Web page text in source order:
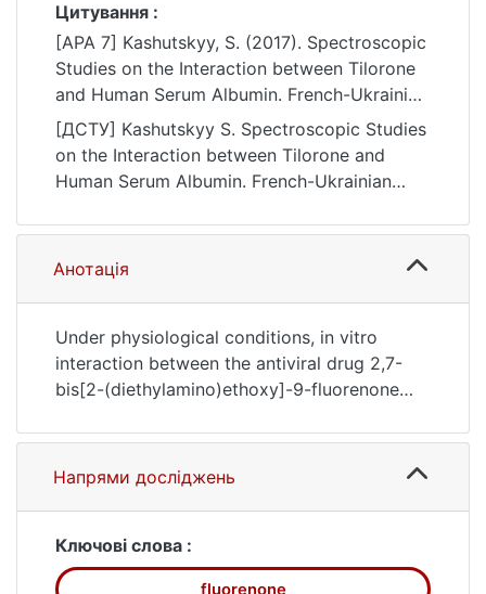
Цитування :
[APA 7] Kashutskуy, S. (2017). Spectroscopic
Studies on the Interaction between Tilorone
and Human Serum Albumin. French-Ukrainian
Journal of Chemistry, 5(1), 48–59.
https://doi.org/10.17721/fujcV5I1P48-59
[ДСТУ] Kashutskуy S. Spectroscopic Studies
on the Interaction between Tilorone and
Human Serum Albumin. French-Ukrainian
—59. DOI: 10.17721/fujcV5I1P48-59 (date of
access: 25.07.2026).
Анотація
Under physiological conditions, in vitro
interaction between the antiviral drug 2,7-
bis[2-(diethylamino)ethoxy]-9-fluorenone
serum albumin (HSA) was investigated at
excitation wavelength 280 nm and at
different temperatures (298 K and 313 K) by
showed a strong ability to quench the
intrinsic fluorescence of HSA through a static
Напрями досліджень
Ключові слова :
fluorenone